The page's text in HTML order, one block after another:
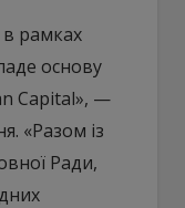
рамках
основу
Capital», —
«Разом із
Ради,